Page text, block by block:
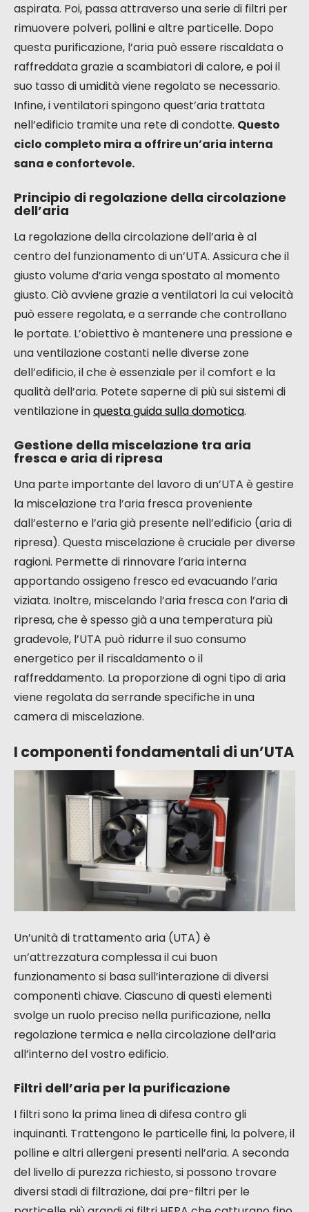
aspirata. Poi, passa attraverso una serie di filtri per
rimuovere polveri, pollini e altre particelle. Dopo
questa purificazione, l’aria può essere riscaldata o
raffreddata grazie a scambiatori di calore, e poi il
suo tasso di umidità viene regolato se necessario.
Infine, i ventilatori spingono quest’aria trattata
nell’edificio tramite una rete di condotte. Questo
ciclo completo mira a offrire un’aria interna
sana e confortevole.
Principio di regolazione della circolazione
dell’aria
La regolazione della circolazione dell’aria è al
centro del funzionamento di un’UTA. Assicura che il
giusto volume d’aria venga spostato al momento
giusto. Ciò avviene grazie a ventilatori la cui velocità
può essere regolata, e a serrande che controllano
le portate. L’obiettivo è mantenere una pressione e
una ventilazione costanti nelle diverse zone
dell’edificio, il che è essenziale per il comfort e la
qualità dell’aria. Potete saperne di più sui sistemi di
ventilazione inquesta guida sulla domotica.
Gestione della miscelazione tra aria
fresca e aria di ripresa
Una parte importante del lavoro di un’UTA è gestire
la miscelazione tra l’aria fresca proveniente
dall’esterno e l’aria già presente nell’edificio (aria di
ripresa). Questa miscelazione è cruciale per diverse
ragioni. Permette di rinnovare l’aria interna
apportando ossigeno fresco ed evacuando l’aria
viziata. Inoltre, miscelando l’aria fresca con l’aria di
ripresa, che è spesso già a una temperatura più
gradevole, l’UTA può ridurre il suo consumo
energetico per il riscaldamento o il
raffreddamento. La proporzione di ogni tipo di aria
viene regolata da serrande specifiche in una
camera di miscelazione.
I componenti fondamentali di un’UTA
Un’unità di trattamento aria (UTA) è
un’attrezzatura complessa il cui buon
funzionamento si basa sull’interazione di diversi
componenti chiave. Ciascuno di questi elementi
svolge un ruolo preciso nella purificazione, nella
regolazione termica e nella circolazione dell’aria
all’interno del vostro edificio.
Filtri dell’aria per la purificazione
I filtri sono la prima linea di difesa contro gli
inquinanti. Trattengono le particelle fini, la polvere, il
polline e altri allergeni presenti nell’aria. A seconda
del livello di purezza richiesto, si possono trovare
diversi stadi di filtrazione, dai pre-filtri per le